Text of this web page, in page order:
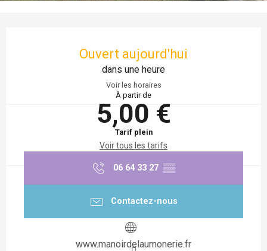
Ouvert aujourd'hui
dans une heure
Voir les horaires
À partir de
5,00 €
Tarif plein
Voir tous les tarifs
06 64 33 27 ▒▒
Contactez-nous
www.manoirdelaumonerie.fr